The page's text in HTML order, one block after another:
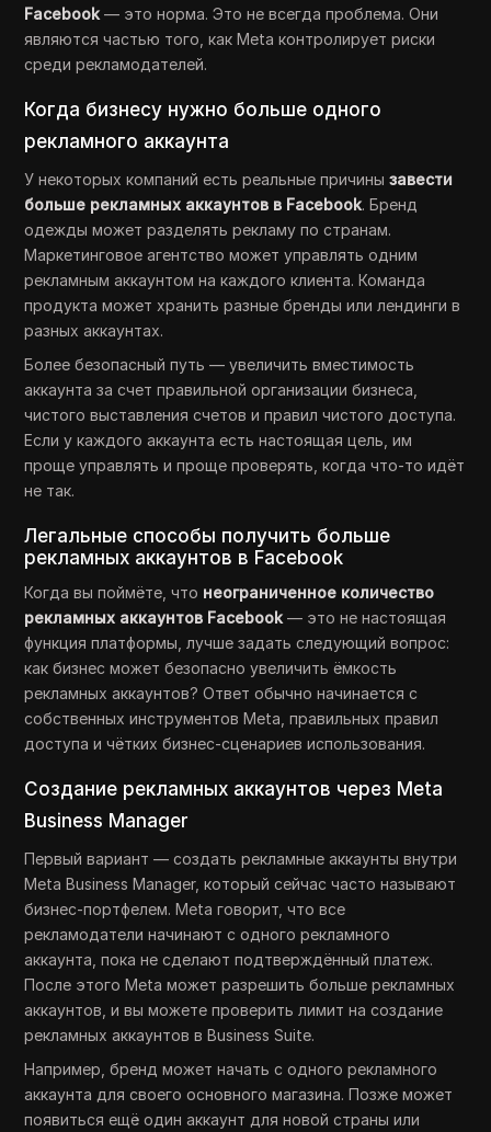
Facebook — это норма. Это не всегда проблема. Они
являются частью того, как Meta контролирует риски
среди рекламодателей.
Когда бизнесу нужно больше одного
рекламного аккаунта
У некоторых компаний есть реальные причинызавести
больше рекламных аккаунтов в Facebook. Бренд
одежды может разделять рекламу по странам.
Маркетинговое агентство может управлять одним
рекламным аккаунтом на каждого клиента. Команда
продукта может хранить разные бренды или лендинги в
разных аккаунтах.
Более безопасный путь — увеличить вместимость
аккаунта за счет правильной организации бизнеса,
чистого выставления счетов и правил чистого доступа.
Если у каждого аккаунта есть настоящая цель, им
проще управлять и проще проверять, когда что-то идёт
не так.
Легальные способы получить больше
рекламных аккаунтов в Facebook
Когда вы поймёте, что неограниченное количество
рекламных аккаунтов Facebook — это не настоящая
функция платформы, лучше задать следующий вопрос:
как бизнес может безопасно увеличить ёмкость
рекламных аккаунтов? Ответ обычно начинается с
собственных инструментов Meta, правильных правил
доступа и чётких бизнес-сценариев использования.
Создание рекламных аккаунтов через Meta
Business Manager
Первый вариант — создать рекламные аккаунты внутри
Meta Business Manager, который сейчас часто называют
бизнес-портфелем. Meta говорит, что все
рекламодатели начинают с одного рекламного
аккаунта, пока не сделают подтверждённый платеж.
После этого Meta может разрешить больше рекламных
аккаунтов, и вы можете проверить лимит на создание
рекламных аккаунтов в Business Suite.
Например, бренд может начать с одного рекламного
аккаунта для своего основного магазина. Позже может
появиться ещё один аккаунт для новой страны или